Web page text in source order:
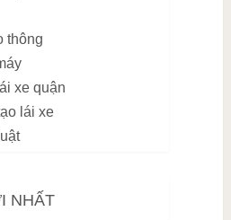
thông
xe quận
lái xe
NHẤT